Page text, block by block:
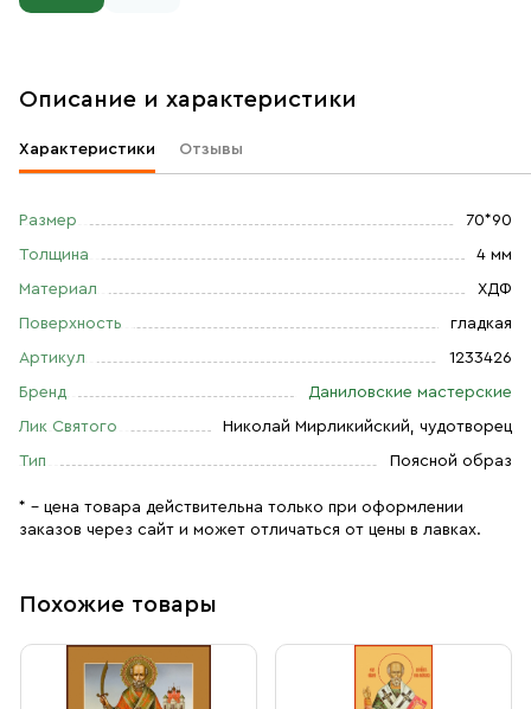
Описание и характеристики
Характеристики Отзывы
Размер 70*90
Толщина 4 мм
Материал ХДФ
Поверхность гладкая
Артикул 1233426
Бренд Даниловские мастерские
Лик Святого Николай Мирликийский, чудотворец
Тип Поясной образ
* – цена товара действительна только при оформлении
заказов через сайт и может отличаться от цены в лавках.
Похожие товары